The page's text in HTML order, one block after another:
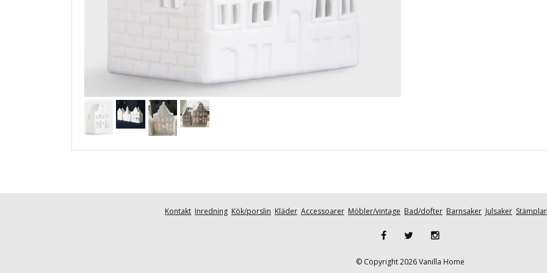
Kontakt Inredning Kök/porslin Kläder Accessoarer Möbler/vintage Bad/dofter Barnsaker Julsaker Stämplar
© Copyright 2026 Vanilla Home